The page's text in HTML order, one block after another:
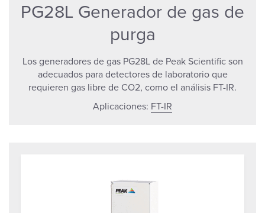
PG28L Generador de gas de
purga
Los generadores de gas PG28L de Peak Scientific son
adecuados para detectores de laboratorio que
requieren gas libre de CO2, como el análisis FT-IR.
Aplicaciones: FT-IR